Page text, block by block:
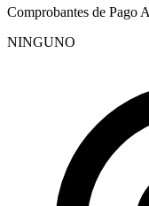
Comprobantes de Pago
NINGUNO